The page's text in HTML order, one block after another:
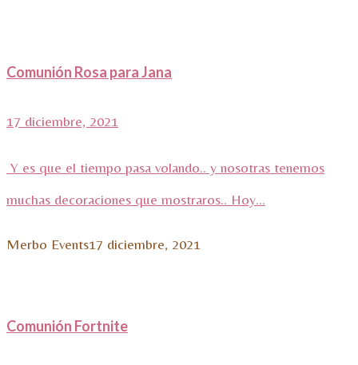
Comunión Rosa para Jana
17 diciembre, 2021
Y es que el tiempo pasa volando.. y nosotras tenemos
muchas decoraciones que mostraros.. Hoy...
Merbo Events17 diciembre, 2021
Comunión Fortnite